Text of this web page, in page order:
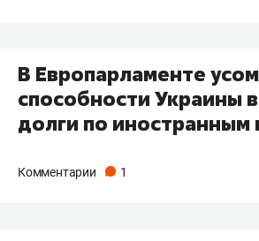
В Европарламенте
способности Украины
долги по иностранным
Комментарии 1